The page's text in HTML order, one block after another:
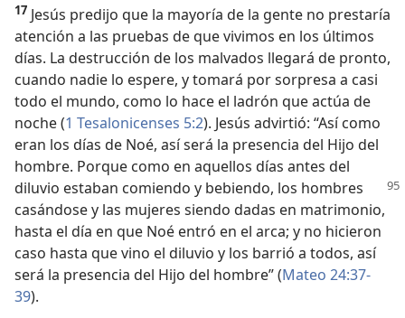
17 Jesús predijo que la mayoría de la gente no prestaría
atención a las pruebas de que vivimos en los últimos
días. La destrucción de los malvados llegará de pronto,
cuando nadie lo espere, y tomará por sorpresa a casi
todo el mundo, como lo hace el ladrón que actúa de
noche (1 Tesalonicenses 5:2). Jesús advirtió: “Así como
eran los días de Noé, así será la presencia del Hijo del
hombre. Porque como en aquellos días antes del
diluvio estaban comiendo y bebiendo, los hombres
casándose y las mujeres siendo dadas en matrimonio,
hasta el día en que Noé entró en el arca; y no hicieron
caso hasta que vino el diluvio y los barrió a todos, así
será la presencia del Hijo del hombre” (Mateo 24:37-
39).